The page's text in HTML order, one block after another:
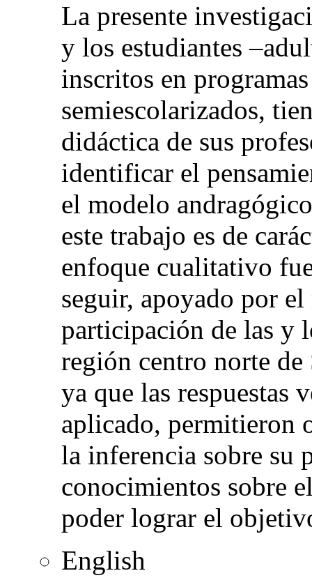
La presente
y los estudiantes
inscritos en
semiescolarizados,
didáctica de sus
identificar el
el modelo
este trabajo es de
enfoque cualitativo
seguir, apoyado por
participación de las y
región centro norte
ya que las respuestas
aplicado, permitieron
la inferencia sobre su
conocimientos sobre
poder lograr el
English